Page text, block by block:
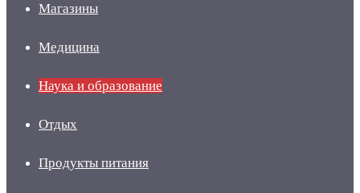
Магазины
Медицина
Наука и образование
Отдых
Продукты питания